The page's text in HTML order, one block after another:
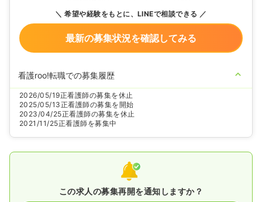
希望や経験をもとに、LINEで相談できる
最新の募集状況を確認してみる
看護roo!転職での募集履歴
2026/05/19正看護師の募集を休止
2025/05/13正看護師の募集を開始
2023/04/25正看護師の募集を休止
2021/11/25正看護師を募集中
この求人の募集再開を通知しますか？